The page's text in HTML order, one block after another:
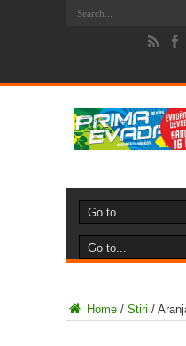
Home / Stiri /